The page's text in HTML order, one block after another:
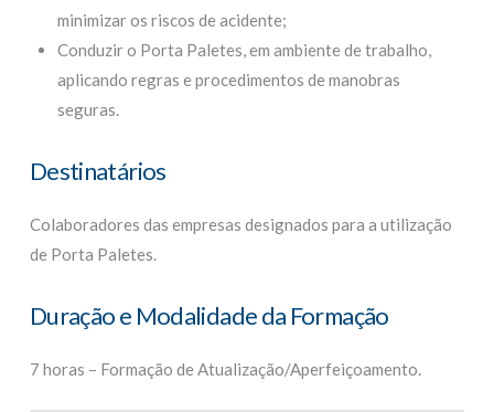
minimizar os riscos de acidente;
Conduzir o Porta Paletes, em ambiente de trabalho,
aplicando regras e procedimentos de manobras
seguras.
Destinatários
Colaboradores das empresas designados para a utilização
de Porta Paletes.
Duração e Modalidade da Formação
7 horas – Formação de Atualização/Aperfeiçoamento.